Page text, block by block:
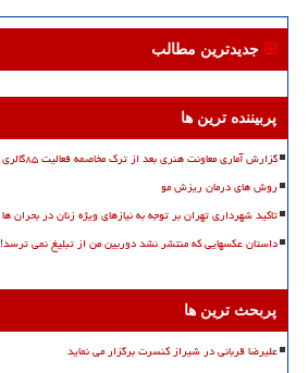
جدیدترین مطالب
پربیننده ترین ها
گزارش آماری معاونت هنری بعد از ترک مخاصمه فعالیت ۸۵گالری و ۴۷ اجرای موسیقی
روش های درمان ریزش مو
تاکید شهرداری تهران بر توجه به نیازهای ویژه زنان در بحران ها
داستان عکسهایی که منتشر نشد دوربین من از تبلیغ نمی ترسد!
پربحث ترین ها
علیرضا قربانی در شیراز کنسرت برگزار می نماید